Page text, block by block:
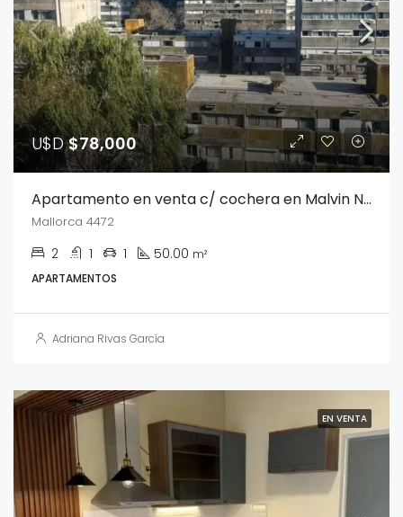
U$D$78,000
Apartamento en venta c/ cochera en Malvin Norte
Mallorca 4472
2 1 1 50.00 m²
APARTAMENTOS
Adriana Rivas García
EN VENTA